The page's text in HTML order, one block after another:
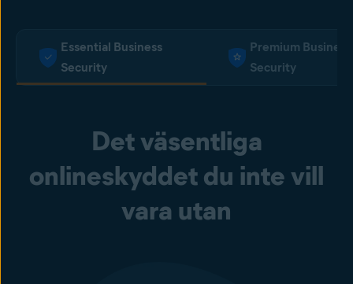
Essential Business
Security
Premium Business
Security
Det väsentliga
onlineskyddet du inte vill
vara utan